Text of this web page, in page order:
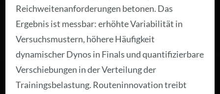
Reichweitenanforderungen betonen. Das
Ergebnis ist messbar: erhöhte Variabilität in
Versuchsmustern, höhere Häufigkeit
dynamischer Dynos in Finals und quantifizierbare
Verschiebungen in der Verteilung der
Trainingsbelastung. Routeninnovation treibt